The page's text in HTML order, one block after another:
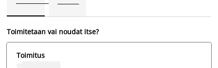
Toimitetaan vai noudat itse?
Toimitus